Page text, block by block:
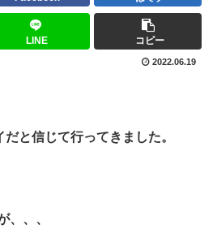
LINE コピー
2022.06.19
と信じて行ってきました。
、、、